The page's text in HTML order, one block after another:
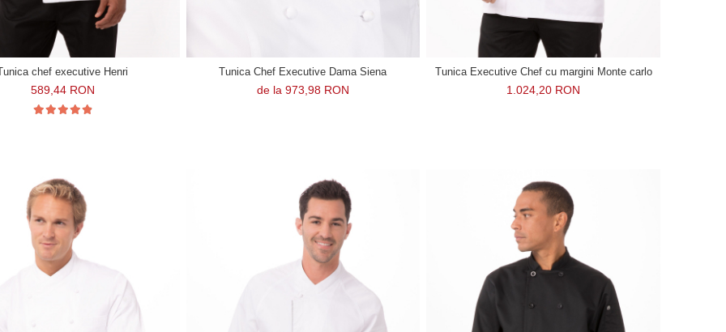
chef executive Henri
589,44 RON
Tunica Chef Executive Dama Siena
de la 973,98 RON
Tunica Executive Chef cu margini Monte carlo
1.024,20 RON